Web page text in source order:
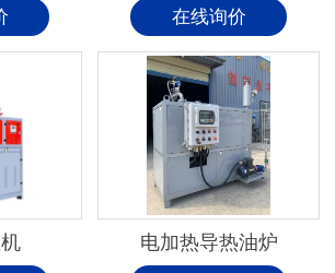
在线询价
电加热导热油炉